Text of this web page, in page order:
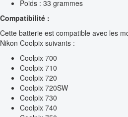
Poids : 33 grammes
Compatibilité :
Cette batterie est compatible avec les
Nikon Coolpix suivants :
Coolpix 700
Coolpix 710
Coolpix 720
Coolpix 720SW
Coolpix 730
Coolpix 740